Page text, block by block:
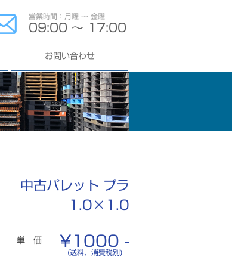
営業時間：月曜 〜 金曜
09:00 〜 17:00
お問い合わせ
よくある質問
中古パレット プラ
1.0×1.0
単 価 ¥1000 -
(送料、消費税別)